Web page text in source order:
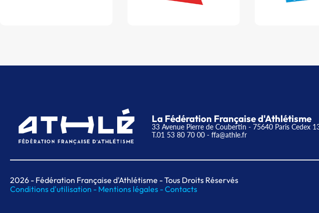
La Fédération Française d'Athlétisme
33 Avenue Pierre de Coubertin - 75640 Paris Cedex
T.01 53 80 70 00 - ffa@athle.fr
2026 - Fédération Française d'Athlétisme - Tous Droits Réservés
Conditions d'utilisation - Mentions légales -Contacts